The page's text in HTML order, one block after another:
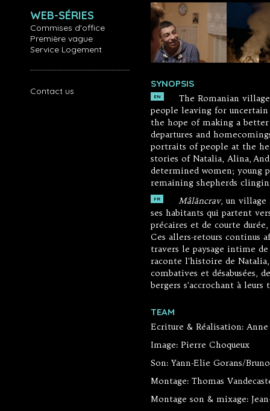
WEB-SÉRIES
Commises d'office
Première vague
Service Logement
Contact us
SYNOPSIS
EN
The Romanian
people leaving for
the hope of making a
departures and
portraits of people at the
stories of Natalia, Alina,
determined women; young
remaining shepherds
FR Mâlăncrav, un village
ses habitants qui partent
précaires et de courte
Ces allers-retours continus
travers le paysage intime
raconte l'histoire de
combatives et désabusées,
bergers s'accrochant à leurs
TEAM
Ecriture & Réalisation:
Image: Pierre Choqueux
Son: Yann-Elie Gorans/
Montage: Thomas
Montage son & mixage: